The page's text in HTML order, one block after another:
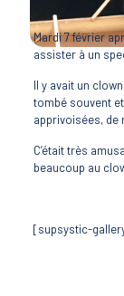
Mardi 7 février
assister à un
Il y avait un
tombé souvent
apprivoisées, de
C’était très
beaucoup au
[supsystic-